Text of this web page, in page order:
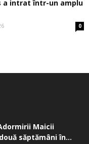
a intrat într-un amplu
0
Maicii
săptămâni în...